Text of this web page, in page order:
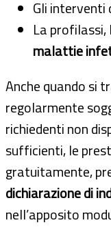
Gli interventi
La profilassi,
malattie
Anche quando si
regolarmente
richiedenti non
sufficienti, le
gratuitamente,
dichiarazione di
nell’apposito